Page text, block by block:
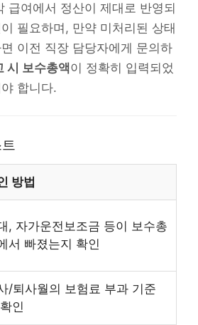
급여에서 정산이 제대로 반영되
필요하며, 만약 미처리된 상태
이전 직장 담당자에게 문의하
시 보수총액이 정확히 입력되었
합니다.
방법
, 자가운전보조금 등이 보수총
서 빠졌는지 확인
/퇴사월의 보험료 부과 기준
인